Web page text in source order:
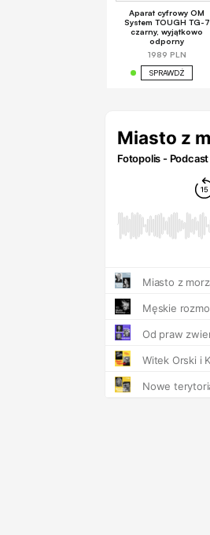
Aparat cyfrowy OM
System TOUGH TG-7
czarny, wyjątkowo
odporny
1989 PLN
SPRAWDŹ